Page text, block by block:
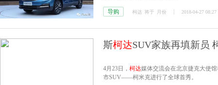
导购 柯达 将于 月份 2018-04-27 08:27
斯柯达SUV家族再填新员
4月23日， 柯达媒体交流会在北京捷克大使
市SUV——柯米克进行了全球首秀。